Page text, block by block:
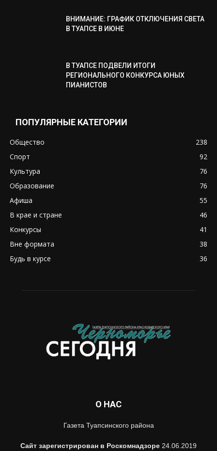
ВНИМАНИЕ: ГРАФИК ОТКЛЮЧЕНИЯ СВЕТА
В ТУАПСЕ В ИЮНЕ
В ТУАПСЕ ПОДВЕЛИ ИТОГИ
РЕГИОНАЛЬНОГО КОНКУРСА ЮНЫХ
ПИАНИСТОВ
ПОПУЛЯРНЫЕ КАТЕГОРИИ
Общество
238
Спорт
92
Культура
76
Образование
76
Афиша
55
В крае и стране
46
Конкурсы
41
Вне формата
38
Будь в курсе
36
О НАС
Газета Туапсинского района
Сайт зарегистрирован в Роскомнадзоре 24.06.2019